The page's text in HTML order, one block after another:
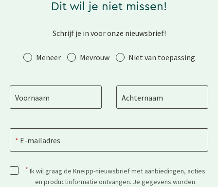
Dit wil je niet missen!
Schrijf je in voor onze nieuwsbrief!
AanhefMeneer Mevrouw Niet van toepassing
Voornaam Achternaam
E-mailadres
* Ik wil graag de Kneipp-nieuwsbrief met aanbiedingen, acties
en productinformatie ontvangen. Je gegevens worden